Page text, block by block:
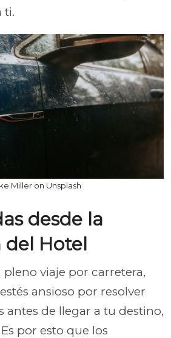
ti.
Miller on Unsplash
desde la
del Hotel
pleno viaje por carretera,
ansioso por resolver
antes de llegar a tu destino,
por esto que los